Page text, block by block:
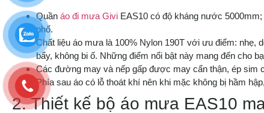
Quần áo đi mưa Givi EAS10 có độ kháng nước
phố.
Chất liệu áo mưa là 100% Nylon 190T với ưu điểm: nhẹ,
bẩy, không bi ố. Những điểm nổi bật này mang đến cho
Các đường may và nếp gấp được may cẩn thận, ép sim
Phía sau áo có lỗ thoát khí nên khi mặc không bị hầm
2. Thiết kế bộ áo mưa EAS10